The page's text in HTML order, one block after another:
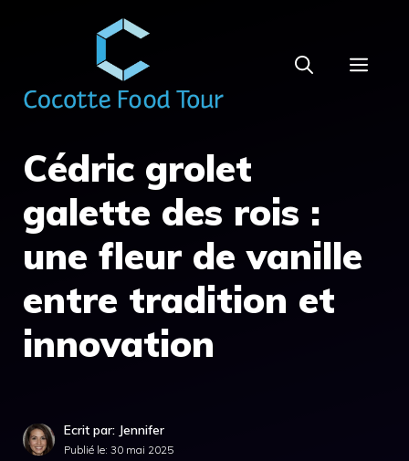
Cédric grolet
galette des rois :
une fleur de vanille
entre tradition et
innovation
Ecrit par: Jennifer
Publié le: 30 mai 2025